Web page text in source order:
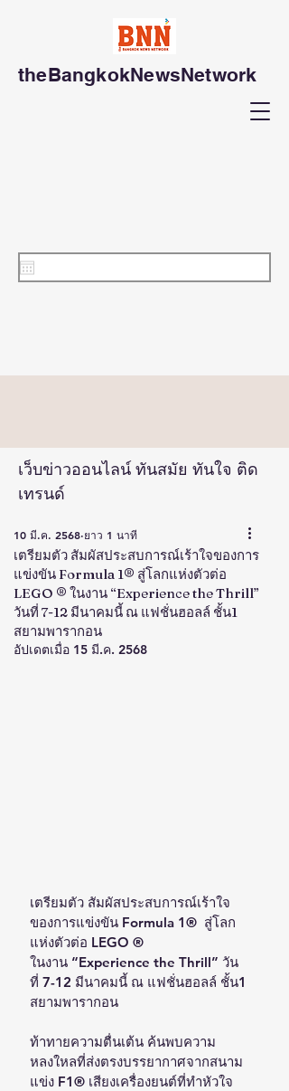
theBangkokNewsNetwork
เว็บข่าวออนไลน์ ทันสมัย ทันใจ ติด
เทรนด์
เตรียมตัว สัมผัสประสบการณ์เร้าใจของการ
แข่งขัน Formula 1® สู่โลกแห่งตัวต่อ
LEGO ® ในงาน “Experience the Thrill”
วันที่ 7-12 มีนาคมนี้ ณ แฟชั่นฮอลล์ ชั้น1
สยามพารากอน
10 มี.ค. 2568 ยาว 1 นาที
อัปเดตเมื่อ 15 มี.ค. 2568
เตรียมตัว สัมผัสประสบการณ์เร้าใจ
ของการแข่งขัน Formula 1®  สู่โลก
แห่งตัวต่อ LEGO ®
ในงาน “Experience the Thrill” วัน
ที่ 7-12 มีนาคมนี้ ณ แฟชั่นฮอลล์ ชั้น1
สยามพารากอน
ท้าทายความตื่นเต้น ค้นพบความ
หลงใหลที่ส่งตรงบรรยากาศจากสนาม
แข่ง F1® เสียงเครื่องยนต์ที่ทำหัวใจ